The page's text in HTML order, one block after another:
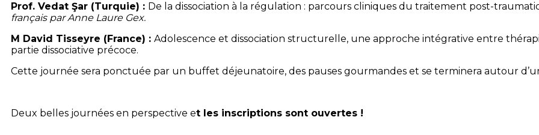
Prof. Vedat Şar (Turquie) : De la dissociation à la régulation : parcours cliniques du traitement post-
français par Anne Laure Gex.
M David Tisseyre (France) : Adolescence et dissociation structurelle, une approche intégrative entre
partie dissociative précoce.
Cette journée sera ponctuée par un buffet déjeunatoire, des pauses gourmandes et se terminera autour
Deux belles journées en perspective et les inscriptions sont ouvertes !